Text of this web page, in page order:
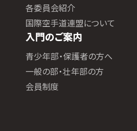
各委員会紹介
国際空手道連盟について
入門のご案内
青少年部・保護者の方へ
一般の部・壮年部の方
会員制度